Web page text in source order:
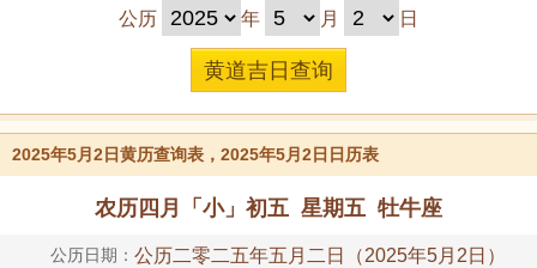
公历 年 月 日
2025年5月2日黄历查询表，2025年5月2日日历表
农历四月「小」初五 星期五 牡牛座
公历日期： 公历二零二五年五月二日（2025年5月2日）